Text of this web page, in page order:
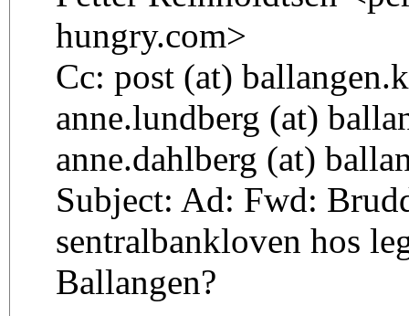
hungry.com>
Cc: post (at)
anne.lundberg (at)
anne.dahlberg (at)
Subject: Ad: Fwd:
sentralbankloven hos
Ballangen?